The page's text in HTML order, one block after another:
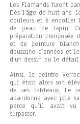
Les Flamands furent
Dès l’âge de huit ans,
couleurs et à encoller
de peau de lapin.
préparation composée
et de peinture
douzaine d’années et
d’un dessin ou le détail
Ainsi, le peintre
qui était alors son
de ses tableaux. Le
abandonna avec joie
parce qu’il avait vu
surpasser.